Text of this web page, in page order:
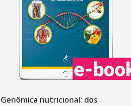
Genômica nutricional: dos